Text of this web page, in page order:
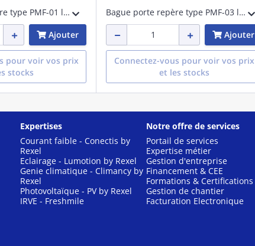
Bague porte repère type PMF-01 longueur 15 mm HF
Ajouter
pour voir vos prix
stocks
Bague porte repère type PMF-03 longueur 10 mm
Ajouter
Connectez-vous pour voir vos prix
et les stocks
Expertises
Courant faible - Conectis by
Rexel
Eclairage - Lumotion by Rexel
Genie climatique - Climancy by
Rexel
Photovoltaïque - PV by Rexel
IRVE - Freshmile
Notre offre de services
Portail de services
Expertise métier
Gestion d'entreprise
Financement & CEE
Formations & Certifications
Gestion de chantier
Facturation Electronique